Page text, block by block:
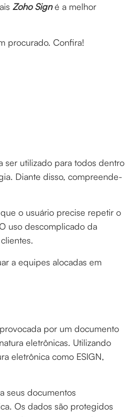
Zoho Signé a melhor
procurado. Confira!
ser utilizado para todos dentro
Diante disso, compreende-
o usuário precise repetir o
uso descomplicado da
a equipes alocadas em
por um documento
eletrônicas. Utilizando
eletrônica como ESIGN,
seus documentos
Os dados são protegidos